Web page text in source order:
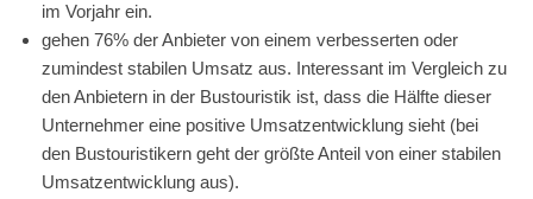
im Vorjahr ein.
gehen 76% der Anbieter von einem verbesserten oder
zumindest stabilen Umsatz aus. Interessant im Vergleich zu
den Anbietern in der Bustouristik ist, dass die Hälfte dieser
Unternehmer eine positive Umsatzentwicklung sieht (bei
den Bustouristikern geht der größte Anteil von einer stabilen
Umsatzentwicklung aus).